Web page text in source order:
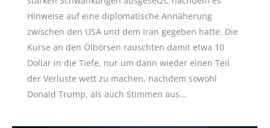
Hinweise auf eine diplomatische Annäherung
zwischen den USA und dem Iran gegeben hatte. Die
Kurse an den Ölbörsen rauschten damit etwa 10
Dollar in die Tiefe, nur um dann wieder einen Teil
der Verluste wett zu machen, nachdem sowohl
Donald Trump, als auch Stimmen aus…